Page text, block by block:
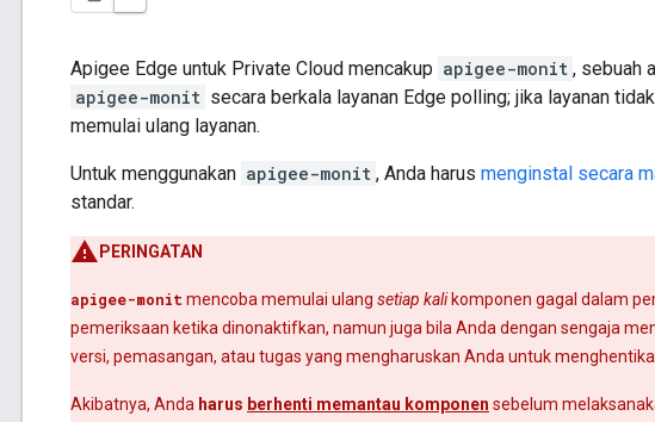
Apigee Edge untuk Private Cloud mencakup apigee-monit , sebuah
apigee-monit secara berkala layanan Edge polling; jika layanan
memulai ulang layanan.
Untuk menggunakan apigee-monit , Anda harus menginstal secara
standar.
PERINGATAN
apigee-monit mencoba memulai ulang setiap kalikomponen gagal dalam
pemeriksaan ketika dinonaktifkan, namun juga bila Anda dengan sengaja
versi, pemasangan, atau tugas yang mengharuskan Anda untuk
Akibatnya, Anda harus berhenti memantau komponen sebelum